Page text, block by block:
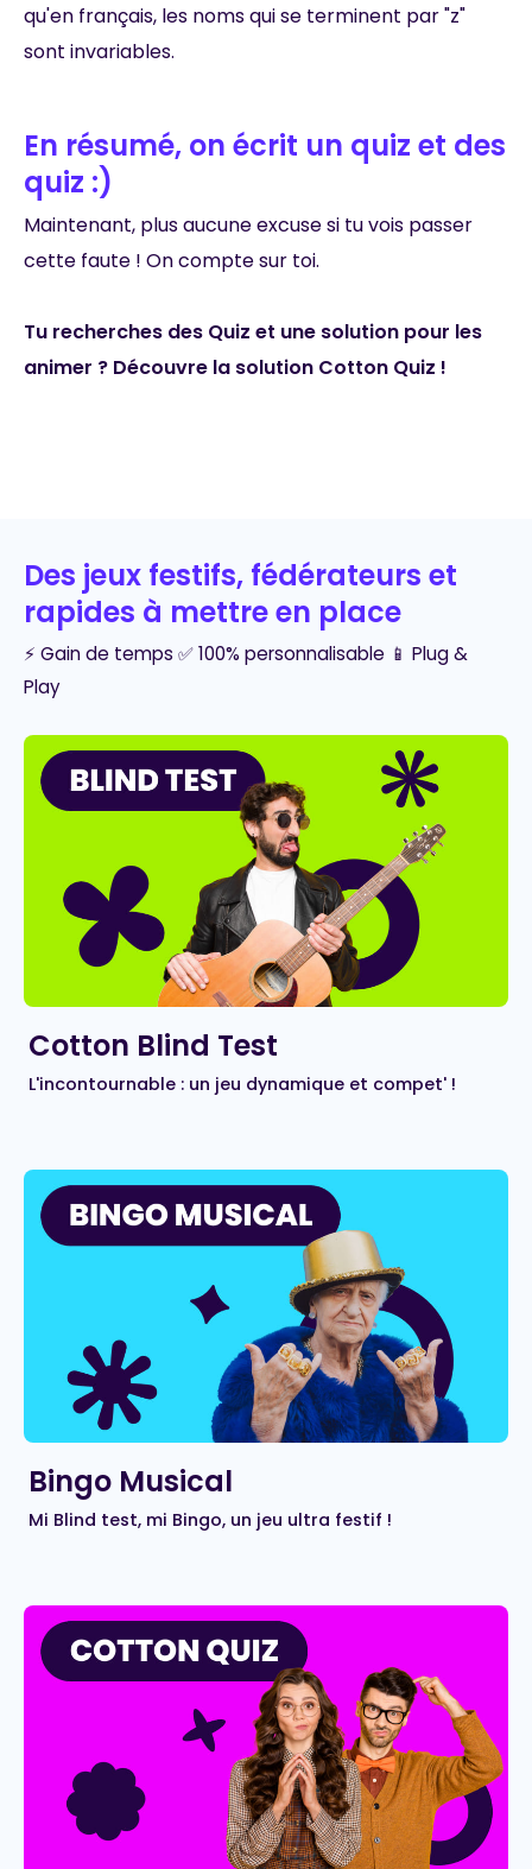
qu'en français, les noms qui se terminent par "z"
sont invariables.
En résumé, on écrit un quiz et des
quiz :)
Maintenant, plus aucune excuse si tu vois passer
cette faute ! On compte sur toi.
Tu recherches des Quiz et une solution pour les
animer ? Découvre la solution Cotton Quiz !
Des jeux festifs, fédérateurs et
rapides à mettre en place
⚡ Gain de temps ✅ 100% personnalisable 📱 Plug &
Play
Cotton Blind Test
L'incontournable : un jeu dynamique et compet' !
Bingo Musical
Mi Blind test, mi Bingo, un jeu ultra festif !